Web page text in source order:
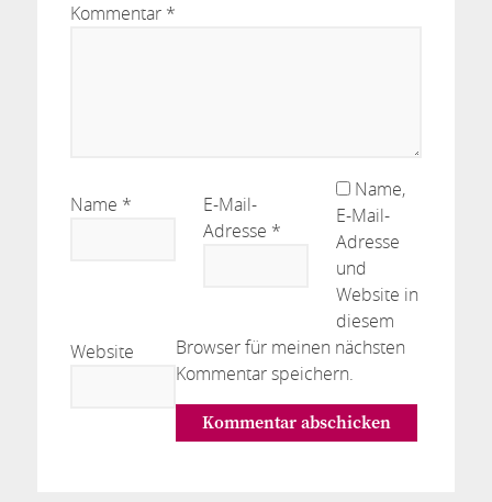
Kommentar *
Name *
E-Mail-
Adresse *
Website
Name,
E-Mail-
Adresse
und
Website in
diesem
Browser für meinen nächsten
Kommentar speichern.